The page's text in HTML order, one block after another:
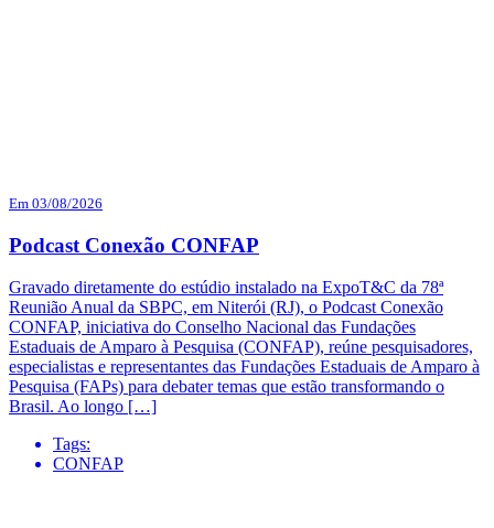
Em 03/08/2026
Podcast Conexão CONFAP
Gravado diretamente do estúdio instalado na ExpoT&C da 78ª
Reunião Anual da SBPC, em Niterói (RJ), o Podcast Conexão
CONFAP, iniciativa do Conselho Nacional das Fundações
Estaduais de Amparo à Pesquisa (CONFAP), reúne pesquisadores,
especialistas e representantes das Fundações Estaduais de Amparo à
Pesquisa (FAPs) para debater temas que estão transformando o
Brasil. Ao longo […]
Tags:
CONFAP